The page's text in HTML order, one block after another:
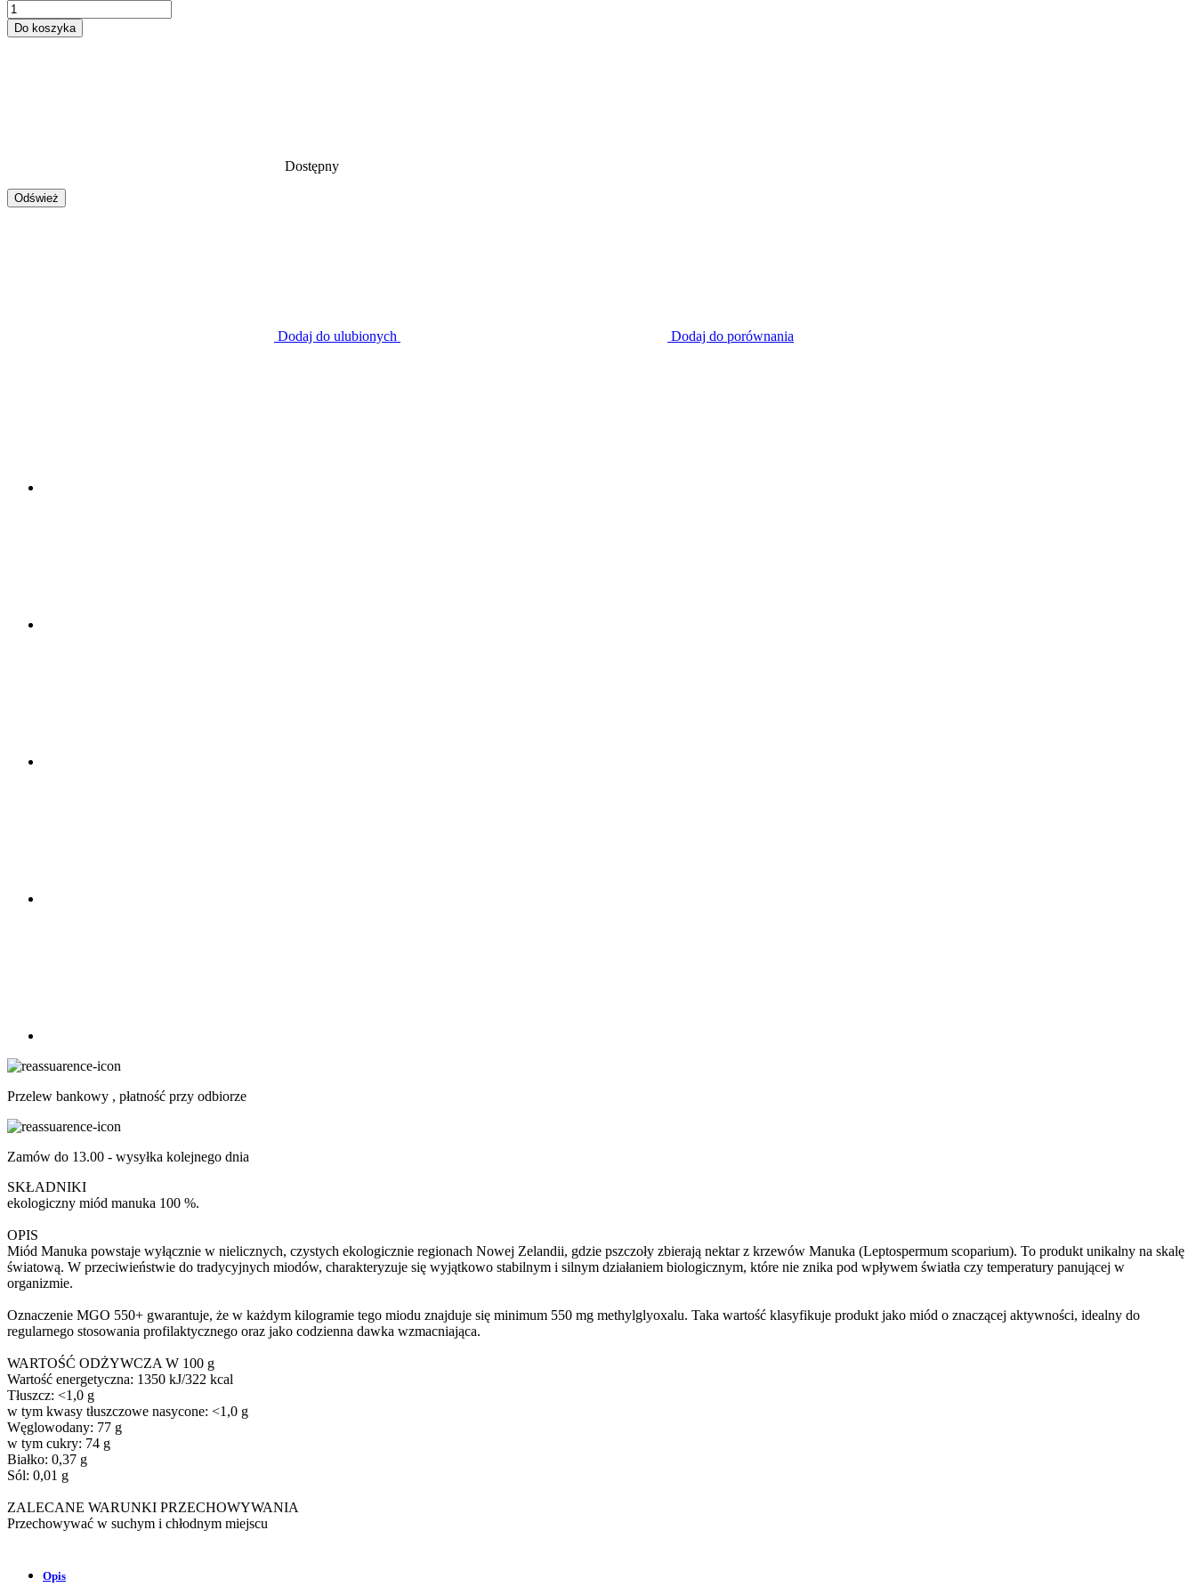
Do koszyka
Dostępny
Dodaj do ulubionych Dodaj do porównania
Przelew bankowy , płatność przy odbiorze
Zamów do 13.00 - wysyłka kolejnego dnia
SKŁADNIKI
ekologiczny miód manuka 100 %.
OPIS
Miód Manuka powstaje wyłącznie w nielicznych, czystych ekologicznie regionach Nowej Zelandii, gdzie pszczoły zbierają nektar z krzewów Manuka (Leptospermum scoparium). To produkt unikalny na skalę
światową. W przeciwieństwie do tradycyjnych miodów, charakteryzuje się wyjątkowo stabilnym i silnym działaniem biologicznym, które nie znika pod wpływem światła czy temperatury panującej w
organizmie.
Oznaczenie MGO 550+ gwarantuje, że w każdym kilogramie tego miodu znajduje się minimum 550 mg methylglyoxalu. Taka wartość klasyfikuje produkt jako miód o znaczącej aktywności, idealny do
regularnego stosowania profilaktycznego oraz jako codzienna dawka wzmacniająca.
WARTOŚĆ ODŻYWCZA W 100 g
Wartość energetyczna: 1350 kJ/322 kcal
Tłuszcz: <1,0 g
w tym kwasy tłuszczowe nasycone: <1,0 g
Węglowodany: 77 g
w tym cukry: 74 g
Białko: 0,37 g
Sól: 0,01 g
ZALECANE WARUNKI PRZECHOWYWANIA
Przechowywać w suchym i chłodnym miejscu
Opis